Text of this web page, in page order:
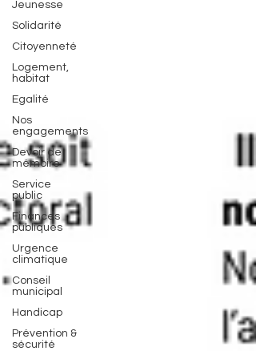
Jeunesse
Solidarité
Citoyenneté
Logement,
habitat
Egalité
Nos
engagements
Devoir de
mémoire
Service
public
Finances
publiques
Urgence
climatique
Conseil
municipal
Handicap
Prévention &
sécurité